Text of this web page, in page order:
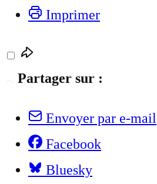
Imprimer
Partager sur :
Envoyer par e-mail
Facebook
Bluesky